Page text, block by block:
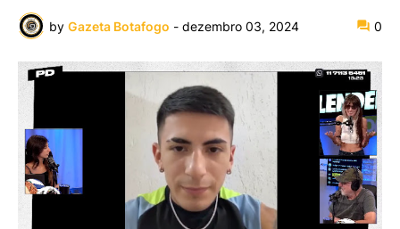
by Gazeta Botafogo - dezembro 03, 2024 0